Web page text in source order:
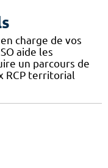
charge de vos
aide les
un parcours de
RCP territorial